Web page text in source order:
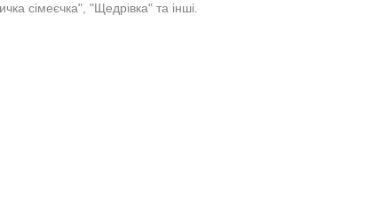
сімеєчка", "Щедрівка" та інші.